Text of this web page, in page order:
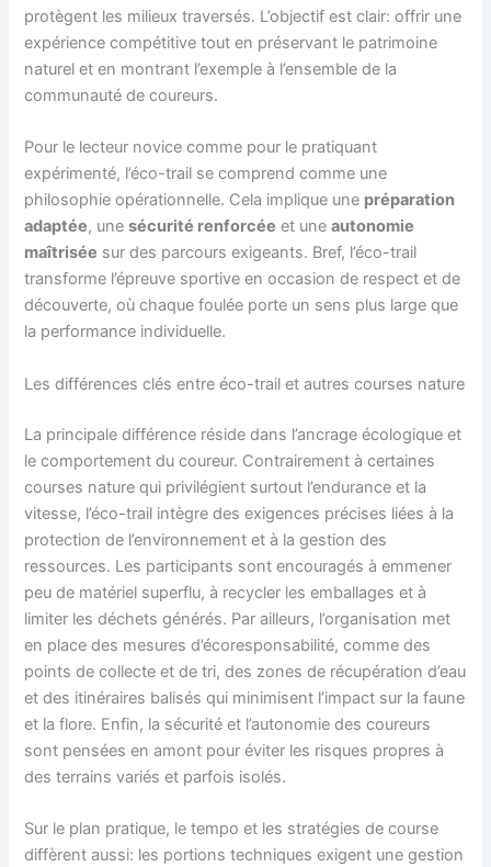
protègent les milieux traversés. L’objectif est clair: offrir une
expérience compétitive tout en préservant le patrimoine
naturel et en montrant l’exemple à l’ensemble de la
communauté de coureurs.
Pour le lecteur novice comme pour le pratiquant
expérimenté, l’éco-trail se comprend comme une
philosophie opérationnelle. Cela implique une préparation
adaptée, unesécurité renforcée et uneautonomie
maîtrisée sur des parcours exigeants. Bref, l’éco-trail
transforme l’épreuve sportive en occasion de respect et de
découverte, où chaque foulée porte un sens plus large que
la performance individuelle.
Les différences clés entre éco-trail et autres courses nature
La principale différence réside dans l’ancrage écologique et
le comportement du coureur. Contrairement à certaines
courses nature qui privilégient surtout l’endurance et la
vitesse, l’éco-trail intègre des exigences précises liées à la
protection de l’environnement et à la gestion des
ressources. Les participants sont encouragés à emmener
peu de matériel superflu, à recycler les emballages et à
limiter les déchets générés. Par ailleurs, l’organisation met
en place des mesures d’écoresponsabilité, comme des
points de collecte et de tri, des zones de récupération d’eau
et des itinéraires balisés qui minimisent l’impact sur la faune
et la flore. Enfin, la sécurité et l’autonomie des coureurs
sont pensées en amont pour éviter les risques propres à
des terrains variés et parfois isolés.
Sur le plan pratique, le tempo et les stratégies de course
diffèrent aussi: les portions techniques exigent une gestion